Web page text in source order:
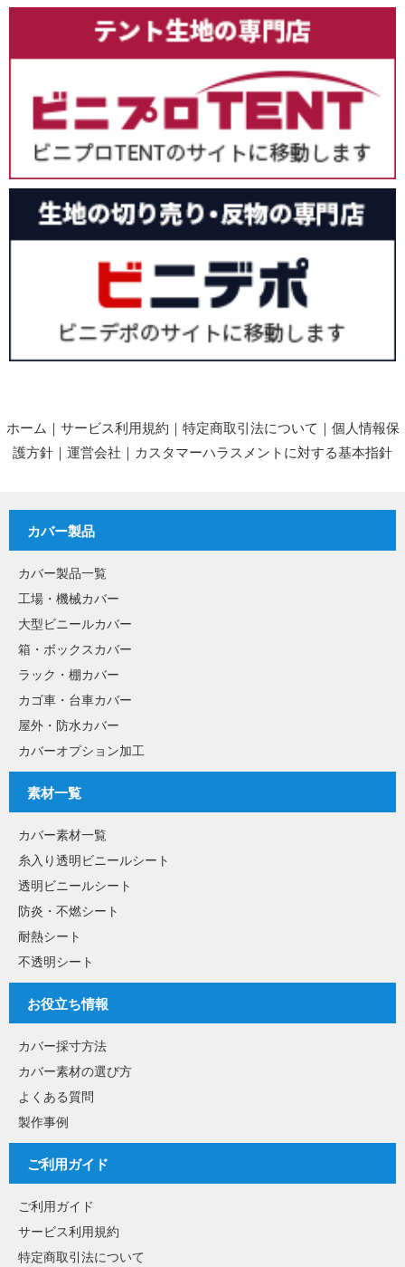
ホーム ｜ サービス利用規約 ｜ 特定商取引法について ｜ 個人情報保
護方針 ｜ 運営会社 ｜ カスタマーハラスメントに対する基本指針
カバー製品
カバー製品一覧
工場・機械カバー
大型ビニールカバー
箱・ボックスカバー
ラック・棚カバー
カゴ車・台車カバー
屋外・防水カバー
カバーオプション加工
素材一覧
カバー素材一覧
糸入り透明ビニールシート
透明ビニールシート
防炎・不燃シート
耐熱シート
不透明シート
お役立ち情報
カバー採寸方法
カバー素材の選び方
よくある質問
製作事例
ご利用ガイド
ご利用ガイド
サービス利用規約
特定商取引法について